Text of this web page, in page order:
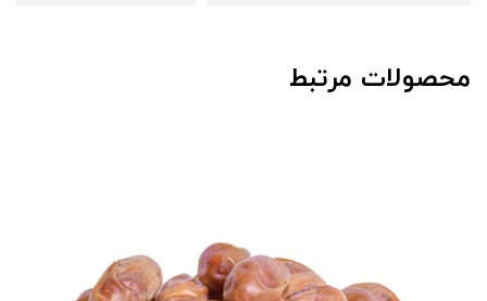
محصولات مرتبط